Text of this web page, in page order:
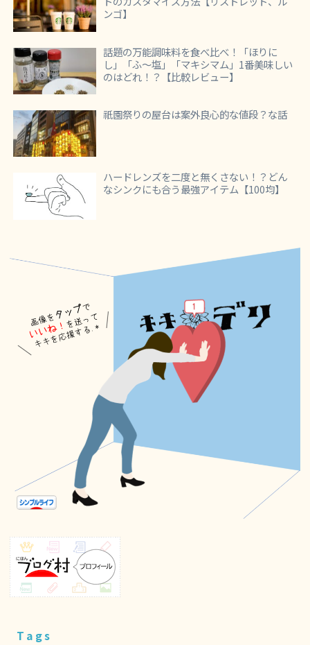
ンゴ】
話題の万能調味料を食べ比べ！「ほりに
し」「ふ～塩」「マキシマム」1番美味しい
のはどれ！？【比較レビュー】
祇園祭りの屋台は案外良心的な値段？な話
ハードレンズを二度と無くさない！？どん
なシンクにも合う最強アイテム【100均】
Tags